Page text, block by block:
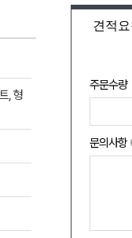
견적요
주문수량
문의사항
, 형